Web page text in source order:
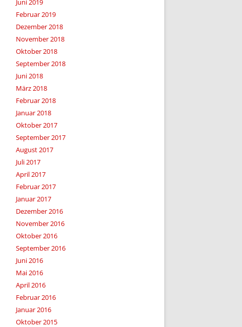
Juni 2019
Februar 2019
Dezember 2018
November 2018
Oktober 2018
September 2018
Juni 2018
März 2018
Februar 2018
Januar 2018
Oktober 2017
September 2017
August 2017
Juli 2017
April 2017
Februar 2017
Januar 2017
Dezember 2016
November 2016
Oktober 2016
September 2016
Juni 2016
Mai 2016
April 2016
Februar 2016
Januar 2016
Oktober 2015